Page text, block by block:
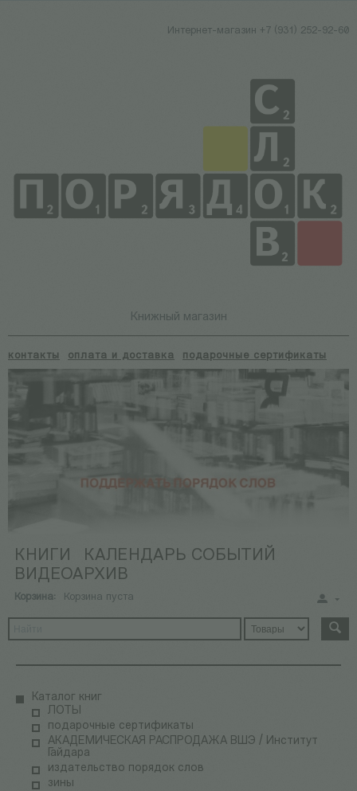
Интернет-магазин +7 (931) 252-92-60
Книжный магазин
контакты оплата и доставка подарочные сертификаты
КНИГИ
КАЛЕНДАРЬ СОБЫТИЙ
ВИДЕОАРХИВ
Корзина: Корзина пуста
Каталог книг
ЛОТЫ
подарочные сертификаты
АКАДЕМИЧЕСКАЯ РАСПРОДАЖА ВШЭ / Институт
Гайдара
издательство порядок слов
зины